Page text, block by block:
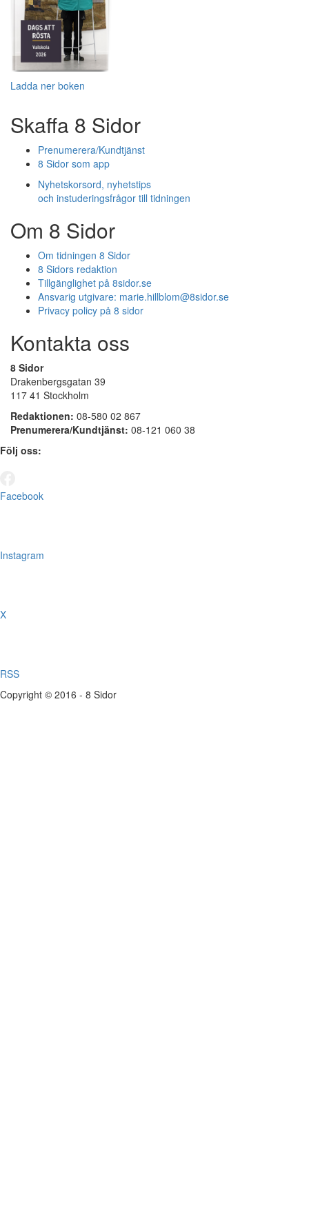
Ladda ner boken
Skaffa 8 Sidor
Prenumerera/Kundtjänst
8 Sidor som app
Nyhetskorsord, nyhetstips
och instuderingsfrågor till tidningen
Om 8 Sidor
Om tidningen 8 Sidor
8 Sidors redaktion
Tillgänglighet på 8sidor.se
Ansvarig utgivare: marie.hillblom@8sidor.se
Privacy policy på 8 sidor
Kontakta oss
8 Sidor
Drakenbergsgatan 39
117 41 Stockholm
Redaktionen: 08-580 02 867
Prenumerera/Kundtjänst: 08-121 060 38
Följ oss:
Facebook
Instagram
X
RSS
Copyright © 2016 - 8 Sidor